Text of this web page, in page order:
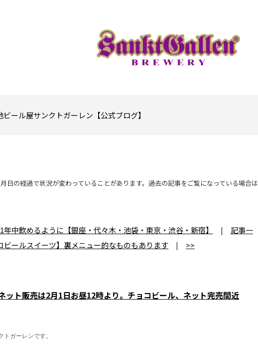
ビール屋サンクトガーレン【公式ブログ】
日の経過で状況が変わっていることがあります。過去の記事をご覧になっている場合は
中飲めるように【銀座・代々木・池袋・東京・渋谷・新宿】 | 記事一
ビールスイーツ】裏メニュー的なものもあります | >>
ト販売は2月1日お昼12時より。チョコビール、ネット完売間近
ガーレンです。